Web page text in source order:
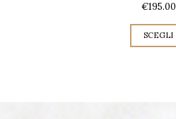
€195.00
SCEGLI